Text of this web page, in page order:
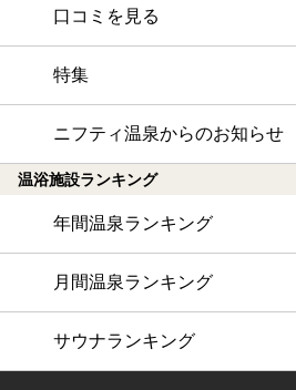
口コミを見る
特集
ニフティ温泉からのお知らせ
温浴施設ランキング
年間温泉ランキング
月間温泉ランキング
サウナランキング